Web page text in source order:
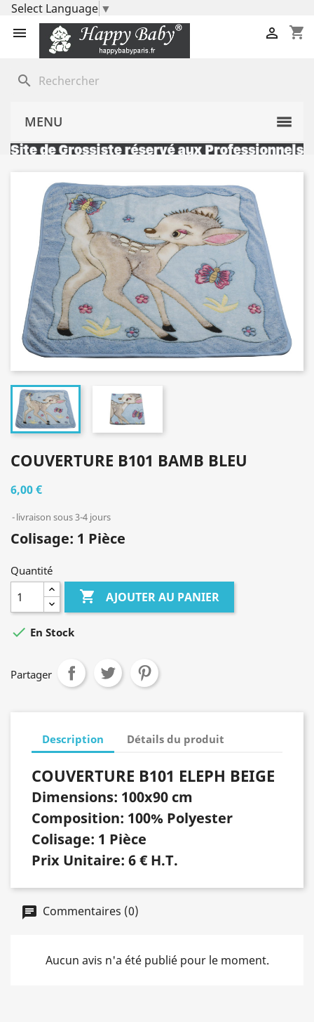
Select Language ▼
 shopping_cart

search
MENU
COUVERTURE B101 BAMB BLEU
6,00 €
livraison sous 3-4 jours
Colisage: 1 Pièce
Quantité
 AJOUTER AU PANIER
 En Stock
Partager
Description Détails du produit
COUVERTURE B101 ELEPH BEIGE
Dimensions: 100x90 cm
Composition: 100% Polyester
Colisage: 1 Pièce
Prix Unitaire: 6 € H.T.
Commentaires (0)
Aucun avis n'a été publié pour le moment.